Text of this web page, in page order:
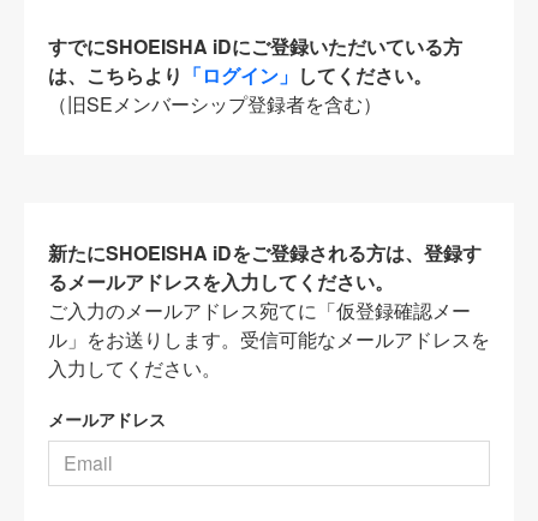
すでにSHOEISHA iDにご登録いただいている方
は、こちらより 「ログイン」 してください。
（旧SEメンバーシップ登録者を含む）
新たにSHOEISHA iDをご登録される方は、登録す
るメールアドレスを入力してください。
ご入力のメールアドレス宛てに「仮登録確認メー
ル」をお送りします。受信可能なメールアドレスを
入力してください。
メールアドレス